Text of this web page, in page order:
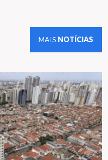
MAIS NOTÍCIAS